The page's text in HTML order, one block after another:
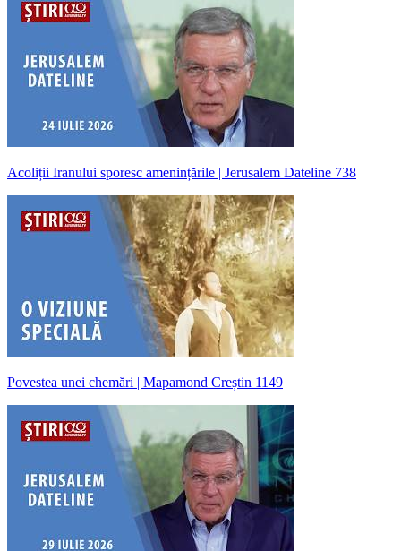
Acoliții Iranului sporesc amenințările | Jerusalem Dateline 738
Povestea unei chemări | Mapamond Creștin 1149